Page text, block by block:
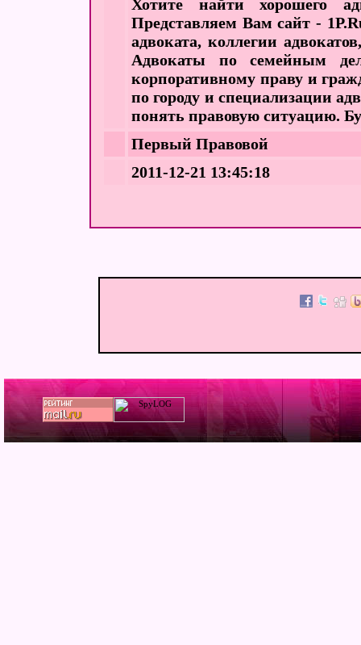
Хотите найти хорошего
Представляем Вам сайт -
адвоката, коллегии
Адвокаты по семейным
корпоративному праву и
по городу и специализации
понять правовую ситуацию.
Первый Правовой
2011-12-21 13:45:18